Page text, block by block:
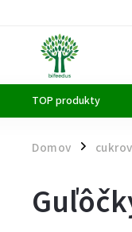
TOP produkty
Domov /